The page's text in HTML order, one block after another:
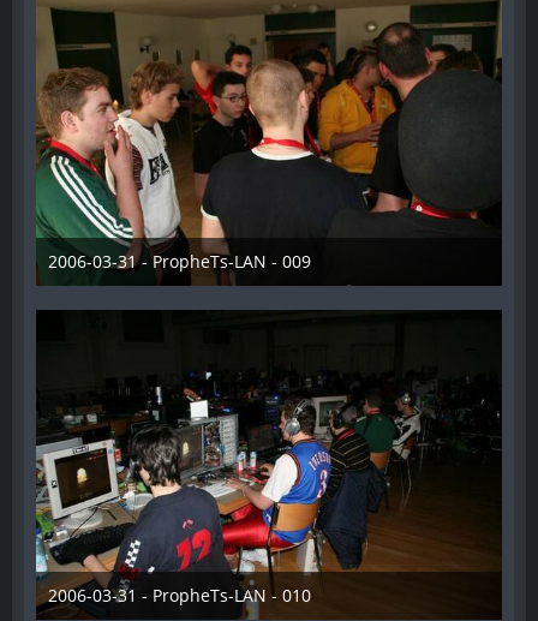
2006-03-31 - PropheTs-LAN - 009
28. Dezember 2012
2006-03-31 - PropheTs-LAN - 010